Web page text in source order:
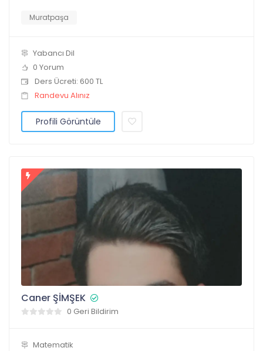
Muratpaşa
Yabancı Dil
0 Yorum
Ders Ücreti: 600 TL
Randevu Alınız
Profili Görüntüle
Caner ŞİMŞEK
0 Geri Bildirim
Matematik